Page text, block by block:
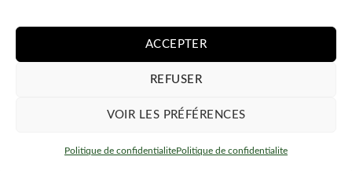
ACCEPTER
REFUSER
VOIR LES PRÉFÉRENCES
Politique de confidentialitePolitique de confidentialite
Copyright 2026 ©Coquepersonnalisee.be